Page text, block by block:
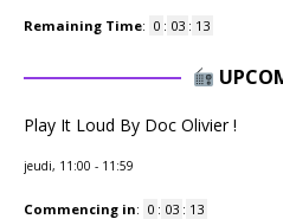
Remaining Time: 0 : 03 : 13
Play It Loud By Doc Olivier !
jeudi, 11:00 - 11:59
Commencing in: 0 : 03 : 13